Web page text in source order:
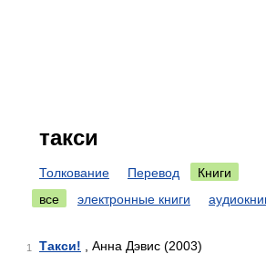
такси
Толкование Перевод
Книги
все
электронные книги
1 Такси! , Анна Дэвис (2003)